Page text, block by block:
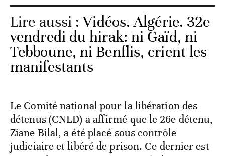
Lire aussi :Vidéos. Algérie. 32e
vendredi du hirak: ni Gaïd, ni
Tebboune, ni Benflis, crient les
manifestants
Le Comité national pour la libération des
détenus (CNLD) a affirmé que le 26e détenu,
Ziane Bilal, a été placé sous contrôle
judiciaire et libéré de prison. Ce dernier est